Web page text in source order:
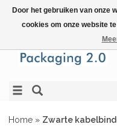
Home » Zwarte
Door het gebruiken van onze
cookies om onze website